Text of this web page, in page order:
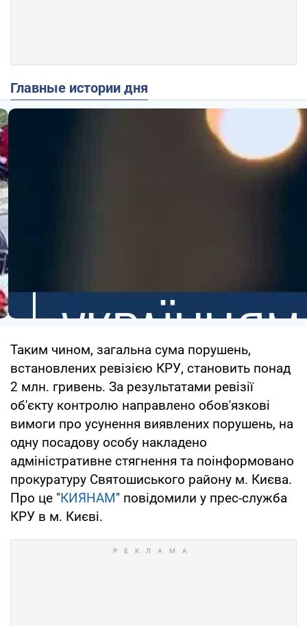
Главные истории дня
Таким чином, загальна сума порушень,
встановлених ревізією КРУ, становить понад
2 млн. гривень. За результатами ревізії
об'єкту контролю направлено обов'язкові
вимоги про усунення виявлених порушень, на
одну посадову особу накладено
адміністративне стягнення та поінформовано
прокуратуру Святошиського району м. Києва.
Про це "КИЯНАМ" повідомили у прес-служба
КРУ в м. Києві.